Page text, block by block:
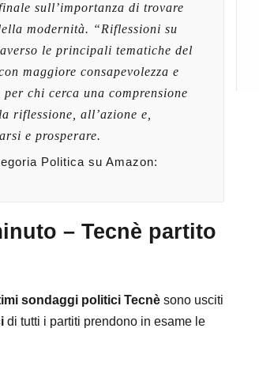
sull’importanza di trovare
modernità. “Riflessioni su
le principali tematiche del
maggiore consapevolezza e
chi cerca una comprensione
riflessione, all’azione e,
e prosperare.
Politica su Amazon:
– Tecnè partito
sondaggi politici Tecnè sono usciti
di tutti i partiti prendono in esame le